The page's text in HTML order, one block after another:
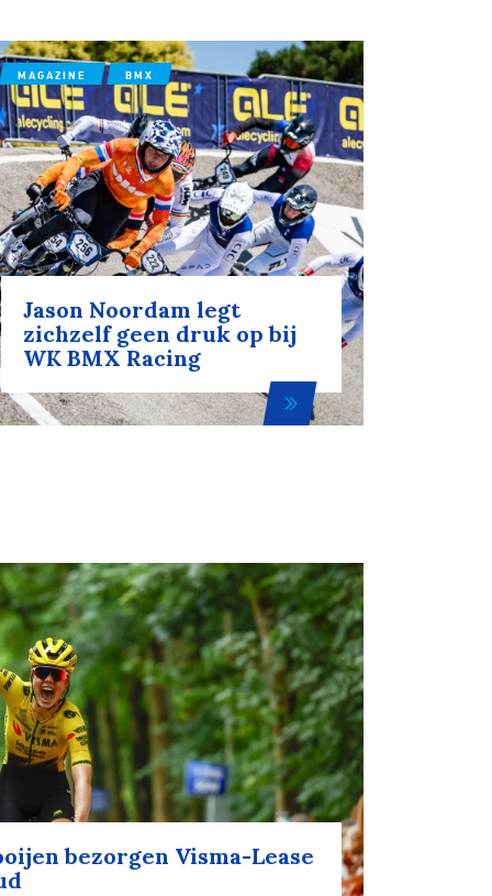
MAGAZINE BMX
Jason Noordam legt
zichzelf geen druk op bij
WK BMX Racing
bezorgen Visma-Lease